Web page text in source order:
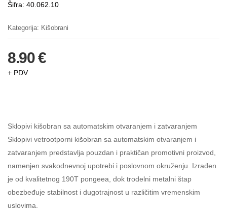
Šifra: 40.062.10
Kategorija: Kišobrani
8.90 €
+ PDV
Sklopivi kišobran sa automatskim otvaranjem i zatvaranjem
Sklopivi vetrootporni kišobran sa automatskim otvaranjem i
zatvaranjem predstavlja pouzdan i praktičan promotivni proizvod,
namenjen svakodnevnoj upotrebi i poslovnom okruženju. Izrađen
je od kvalitetnog 190T pongeea, dok trodelni metalni štap
obezbeđuje stabilnost i dugotrajnost u različitim vremenskim
uslovima.